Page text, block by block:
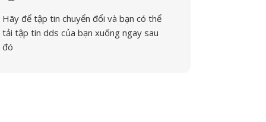
Hãy để tập tin chuyển đổi và bạn có thể
tải tập tin dds của bạn xuống ngay sau
đó